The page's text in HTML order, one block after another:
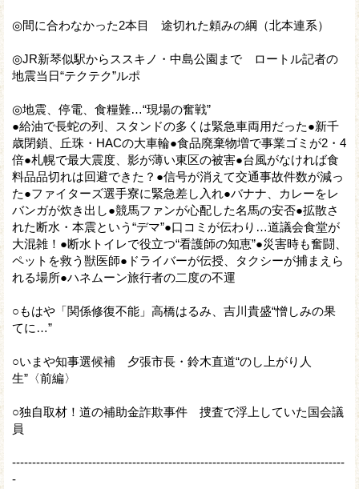
◎間に合わなかった2本目 途切れた頼みの綱（北本連系）
◎JR新琴似駅からススキノ・中島公園まで ロートル記者の
地震当日“テクテク”ルポ
◎地震、停電、食糧難…“現場の奮戦”
●給油で長蛇の列、スタンドの多くは緊急車両用だった●新千
歳閉鎖、丘珠・HACの大車輪●食品廃棄物増で事業ゴミが2・4
倍●札幌で最大震度、影が薄い東区の被害●台風がなければ食
料品品切れは回避できた？●信号が消えて交通事故件数が減っ
た●ファイターズ選手寮に緊急差し入れ●バナナ、カレーをレ
バンガが炊き出し●競馬ファンが心配した名馬の安否●拡散さ
れた断水・本震という“デマ”●口コミが伝わり…道議会食堂が
大混雑！●断水トイレで役立つ“看護師の知恵”●災害時も奮闘、
ペットを救う獣医師●ドライバーが伝授、タクシーが捕まえら
れる場所●ハネムーン旅行者の二度の不運
○もはや「関係修復不能」高橋はるみ、吉川貴盛“憎しみの果
てに…”
○いまや知事選候補 夕張市長・鈴木直道“のし上がり人
生”〈前編〉
○独自取材！道の補助金詐欺事件 捜査で浮上していた国会議
員
-----------------------------------------------------------------------------------
-